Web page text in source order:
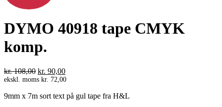
DYMO 40918 tape CMYK
komp.
kr.108,00 Den
oprindelige
var:
kr. 90,00Den
aktuelle
er:
ekskl. moms kr. 72,00
9mm x 7m sort text på gul tape fra H&L